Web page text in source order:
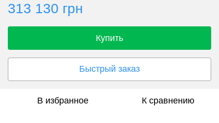
313 130 грн
Купить
Быстрый заказ
В избранное К сравнению